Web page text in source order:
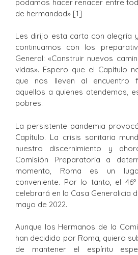
podamos hacer renacer entre
de hermandad» [1]
Les dirijo esta carta con alegría
continuamos con los
General: «Construir nuevos
vidas». Espero que el Capítulo
que nos lleven al encuentro
aquellos a quienes atendemos,
pobres.
La persistente pandemia
Capítulo. La crisis sanitaria
nuestro discernimiento y
Comisión Preparatoria a
momento, Roma es un
conveniente. Por lo tanto, el
celebrará en la Casa Generalicia
mayo de 2022.
Aunque los Hermanos de la
han decidido por Roma, quiero
de mantener el espíritu